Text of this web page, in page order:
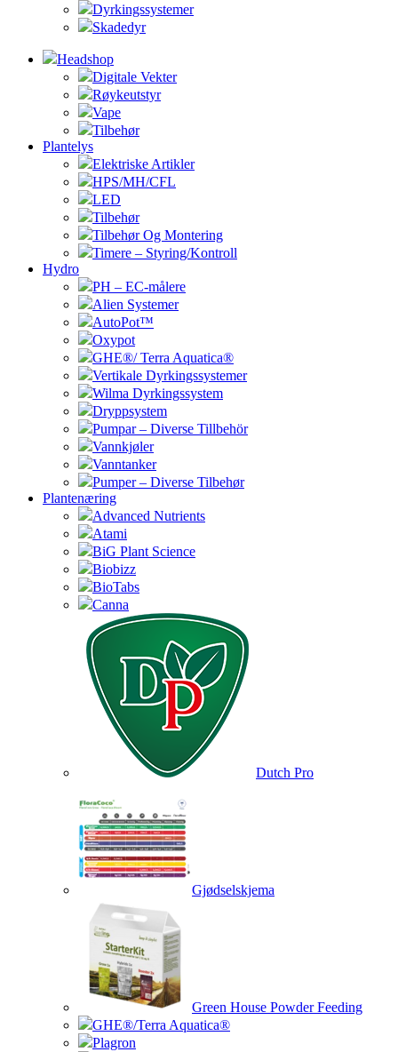
Dyrkingssystemer
Skadedyr
Headshop
Digitale Vekter
Røykeutstyr
Vape
Tilbehør
Plantelys
Elektriske Artikler
HPS/MH/CFL
LED
Tilbehør
Tilbehør Og Montering
Timere – Styring/Kontroll
Hydro
PH – EC-målere
Alien Systemer
AutoPot™
Oxypot
GHE®/ Terra Aquatica®
Vertikale Dyrkingssystemer
Wilma Dyrkingssystem
Dryppsystem
Pumpar – Diverse Tillbehör
Vannkjøler
Vanntanker
Pumper – Diverse Tilbehør
Plantenæring
Advanced Nutrients
Atami
BiG Plant Science
Biobizz
BioTabs
Canna
Dutch Pro
Gjødselskjema
Green House Powder Feeding
GHE®/Terra Aquatica®
Plagron